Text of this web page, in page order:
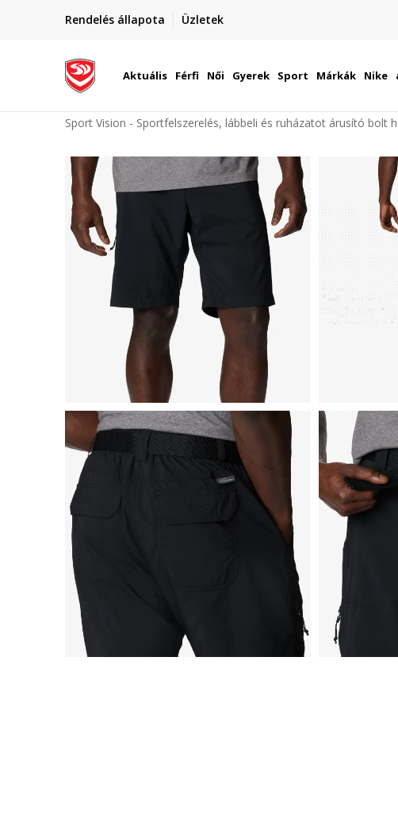
Rendelés állapota Üzletek
Szállítás Magyarország területén
Aktuális Férfi Női Gyerek Sport Márkák Nike
Sport Vision - Sportfelszerelés, lábbeli és ruházatot árusító bolt